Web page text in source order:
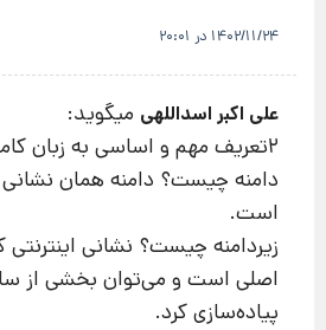
1402/11/24 در 20:01
علی اکبر اسداللهی میگوید:
2تعریف مهم و اساسی به زبان کاملا” ساده:
دامنه چیست؟ دامنه همان
است.
زیردامنه چیست؟ نشانی اینترنتی
اصلی است و می‌توان بخشی از
پیاده‌سازی کرد.